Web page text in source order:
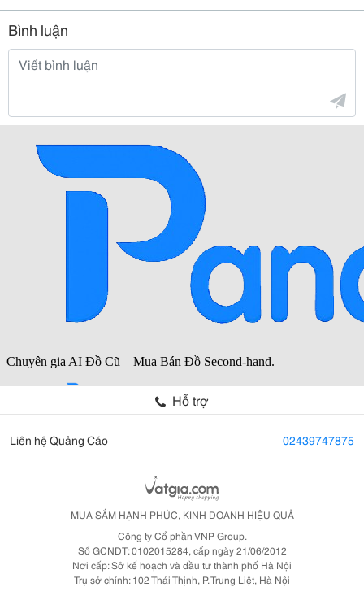
Bình luận
Hỗ trợ
Liên hệ Quảng Cáo 02439747875
MUA SẮM HẠNH PHÚC, KINH DOANH HIỆU QUẢ
Công ty Cổ phần VNP Group.
Số GCNDT: 0102015284, cấp ngày 21/06/2012
Nơi cấp: Sở kế hoạch và đầu tư thành phố Hà Nội
Trụ sở chính: 102 Thái Thịnh, P. Trung Liệt, Hà Nội